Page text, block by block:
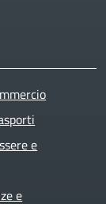
e
e